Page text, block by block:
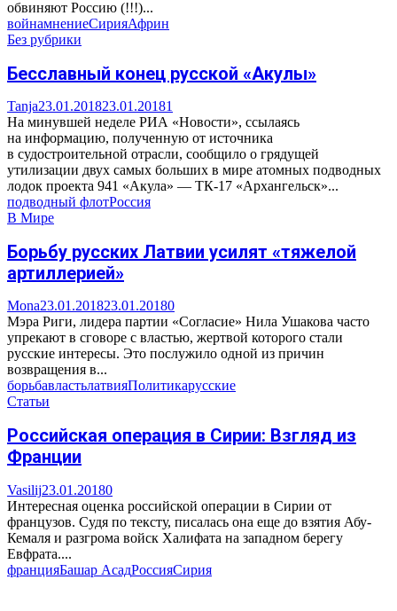
обвиняют Россию (!!!)...
войнамнениеСирияАфрин
Без рубрики
Бесславный конец русской «Акулы»
Tanja23.01.201823.01.20181
На минувшей неделе РИА «Новости», ссылаясь
на информацию, полученную от источника
в судостроительной отрасли, сообщило о грядущей
утилизации двух самых больших в мире атомных подводных
лодок проекта 941 «Акула» — ТК-17 «Архангельск»...
подводный флотРоссия
В Мире
Борьбу русских Латвии усилят «тяжелой
артиллерией»
Mona23.01.201823.01.20180
Мэра Риги, лидера партии «Согласие» Нила Ушакова часто
упрекают в сговоре с властью, жертвой которого стали
русские интересы. Это послужило одной из причин
возвращения в...
борьбавластьлатвияПолитикарусские
Статьи
Российская операция в Сирии: Взгляд из
Франции
Vasilij23.01.20180
Интересная оценка российской операции в Сирии от
французов. Судя по тексту, писалась она еще до взятия Абу-
Кемаля и разгрома войск Халифата на западном берегу
Евфрата....
францияБашар АсадРоссияСирия